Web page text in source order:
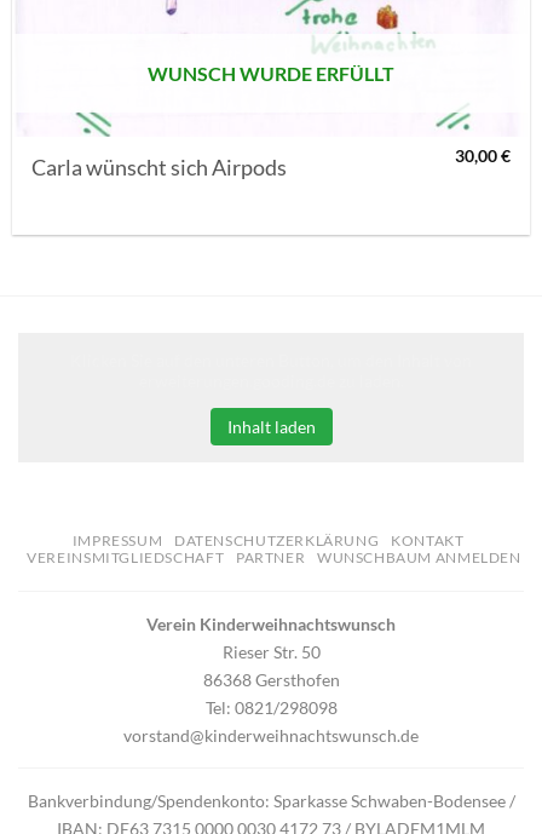
WUNSCH WURDE ERFÜLLT
Carla wünscht sich Airpods 30,00€
Inhalt laden
IMPRESSUM DATENSCHUTZERKLÄRUNG
KONTAKT
VEREINSMITGLIEDSCHAFT
PARTNER WUNSCHBAUM ANMELDEN
Verein Kinderweihnachtswunsch
Rieser Str. 50
86368 Gersthofen
Tel: 0821/298098
vorstand@kinderweihnachtswunsch.de
Bankverbindung/Spendenkonto: Sparkasse Schwaben-Bodensee /
IBAN: DE63 7315 0000 0030 4172 73 / BYLADEM1MLM